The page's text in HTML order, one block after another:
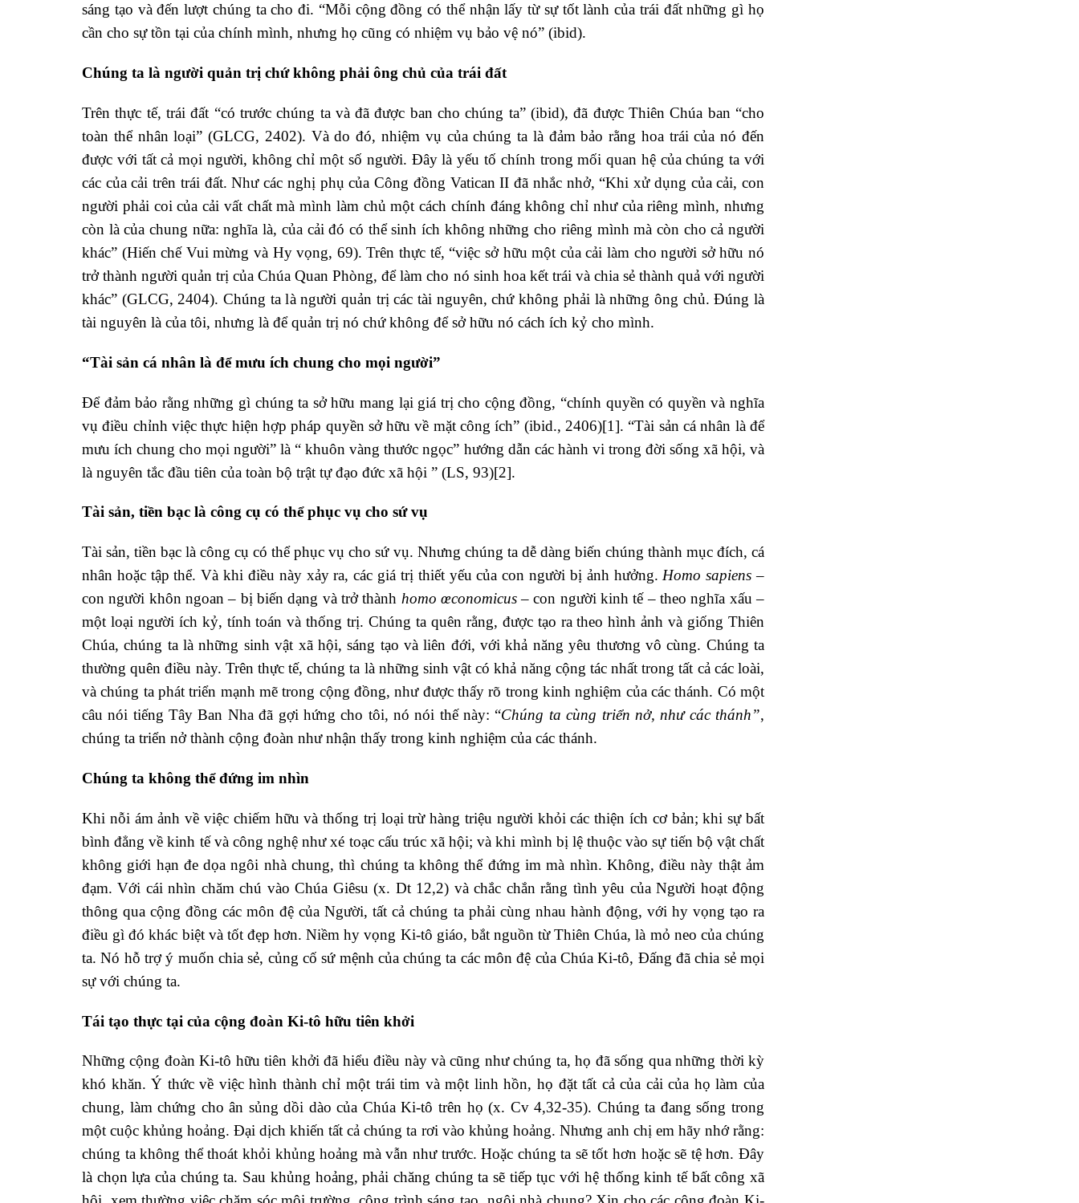
sáng tạo và đến lượt chúng ta cho đi. “Mỗi cộng đồng có thể nhận lấy từ sự tốt lành của trái đất những gì họ
cần cho sự tồn tại của chính mình, nhưng họ cũng có nhiệm vụ bảo vệ nó” (ibid).
Chúng ta là người quản trị chứ không phải ông chủ của trái đất
Trên thực tế, trái đất “có trước chúng ta và đã được ban cho chúng ta” (ibid), đã được Thiên Chúa ban “cho
toàn thể nhân loại” (GLCG, 2402). Và do đó, nhiệm vụ của chúng ta là đảm bảo rằng hoa trái của nó đến
được với tất cả mọi người, không chỉ một số người. Đây là yếu tố chính trong mối quan hệ của chúng ta với
các của cải trên trái đất. Như các nghị phụ của Công đồng Vatican II đã nhắc nhở, “Khi xử dụng của cải, con
người phải coi của cải vất chất mà mình làm chủ một cách chính đáng không chỉ như của riêng mình, nhưng
còn là của chung nữa: nghĩa là, của cải đó có thể sinh ích không những cho riêng mình mà còn cho cả người
khác” (Hiến chế Vui mừng và Hy vọng, 69). Trên thực tế, “việc sở hữu một của cải làm cho người sở hữu nó
trở thành người quản trị của Chúa Quan Phòng, để làm cho nó sinh hoa kết trái và chia sẻ thành quả với người
khác” (GLCG, 2404). Chúng ta là người quản trị các tài nguyên, chứ không phải là những ông chủ. Đúng là
tài nguyên là của tôi, nhưng là để quản trị nó chứ không để sở hữu nó cách ích kỷ cho mình.
“Tài sản cá nhân là để mưu ích chung cho mọi người”
Để đảm bảo rằng những gì chúng ta sở hữu mang lại giá trị cho cộng đồng, “chính quyền có quyền và nghĩa
vụ điều chỉnh việc thực hiện hợp pháp quyền sở hữu về mặt công ích” (ibid., 2406)[1]. “Tài sản cá nhân là để
mưu ích chung cho mọi người” là “ khuôn vàng thước ngọc” hướng dẫn các hành vi trong đời sống xã hội, và
là nguyên tắc đầu tiên của toàn bộ trật tự đạo đức xã hội ” (LS, 93)[2].
Tài sản, tiền bạc là công cụ có thể phục vụ cho sứ vụ
Tài sản, tiền bạc là công cụ có thể phục vụ cho sứ vụ. Nhưng chúng ta dễ dàng biến chúng thành mục đích, cá
nhân hoặc tập thể. Và khi điều này xảy ra, các giá trị thiết yếu của con người bị ảnh hưởng.Homo sapiens –
con người khôn ngoan – bị biến dạng và trở thành homo œconomicus – con người kinh tế – theo nghĩa xấu –
một loại người ích kỷ, tính toán và thống trị. Chúng ta quên rằng, được tạo ra theo hình ảnh và giống Thiên
Chúa, chúng ta là những sinh vật xã hội, sáng tạo và liên đới, với khả năng yêu thương vô cùng. Chúng ta
thường quên điều này. Trên thực tế, chúng ta là những sinh vật có khả năng cộng tác nhất trong tất cả các loài,
và chúng ta phát triển mạnh mẽ trong cộng đồng, như được thấy rõ trong kinh nghiệm của các thánh. Có một
câu nói tiếng Tây Ban Nha đã gợi hứng cho tôi, nó nói thế này: “Chúng ta cùng triển nở, như các thánh”,
chúng ta triển nở thành cộng đoàn như nhận thấy trong kinh nghiệm của các thánh.
Chúng ta không thể đứng im nhìn
Khi nỗi ám ảnh về việc chiếm hữu và thống trị loại trừ hàng triệu người khỏi các thiện ích cơ bản; khi sự bất
bình đẳng về kinh tế và công nghệ như xé toạc cấu trúc xã hội; và khi mình bị lệ thuộc vào sự tiến bộ vật chất
không giới hạn đe dọa ngôi nhà chung, thì chúng ta không thể đứng im mà nhìn. Không, điều này thật ảm
đạm. Với cái nhìn chăm chú vào Chúa Giêsu (x. Dt 12,2) và chắc chắn rằng tình yêu của Người hoạt động
thông qua cộng đồng các môn đệ của Người, tất cả chúng ta phải cùng nhau hành động, với hy vọng tạo ra
điều gì đó khác biệt và tốt đẹp hơn. Niềm hy vọng Ki-tô giáo, bắt nguồn từ Thiên Chúa, là mỏ neo của chúng
ta. Nó hỗ trợ ý muốn chia sẻ, củng cố sứ mệnh của chúng ta các môn đệ của Chúa Ki-tô, Đấng đã chia sẻ mọi
sự với chúng ta.
Tái tạo thực tại của cộng đoàn Ki-tô hữu tiên khởi
Những cộng đoàn Ki-tô hữu tiên khởi đã hiểu điều này và cũng như chúng ta, họ đã sống qua những thời kỳ
khó khăn. Ý thức về việc hình thành chỉ một trái tim và một linh hồn, họ đặt tất cả của cải của họ làm của
chung, làm chứng cho ân sủng dồi dào của Chúa Ki-tô trên họ (x. Cv 4,32-35). Chúng ta đang sống trong
một cuộc khủng hoảng. Đại dịch khiến tất cả chúng ta rơi vào khủng hoảng. Nhưng anh chị em hãy nhớ rằng:
chúng ta không thể thoát khỏi khủng hoảng mà vẫn như trước. Hoặc chúng ta sẽ tốt hơn hoặc sẽ tệ hơn. Đây
là chọn lựa của chúng ta. Sau khủng hoảng, phải chăng chúng ta sẽ tiếp tục với hệ thống kinh tế bất công xã